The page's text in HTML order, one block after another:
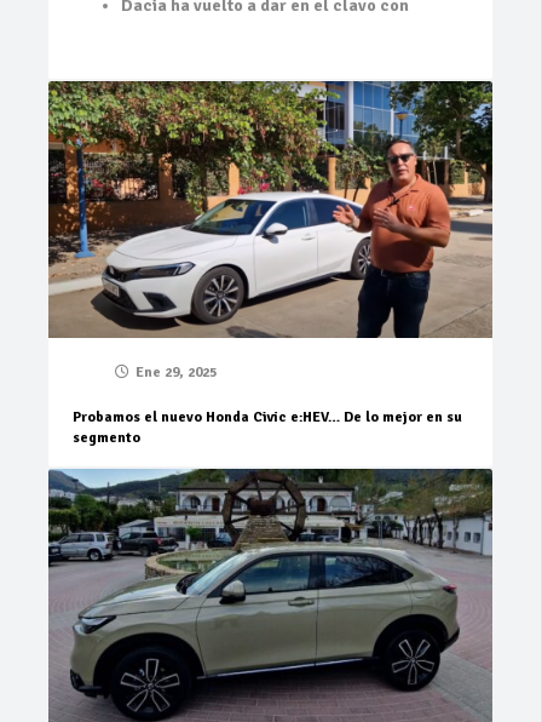
Dacia ha vuelto a dar en el clavo con
Ene 29, 2025
Probamos el nuevo Honda Civic e:HEV… De lo mejor en su
segmento